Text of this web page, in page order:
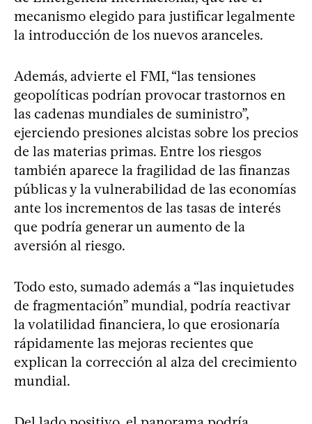
mecanismo elegido para justificar legalmente
la introducción de los nuevos aranceles.
Además, advierte el FMI, “las tensiones
geopolíticas podrían provocar trastornos en
las cadenas mundiales de suministro”,
ejerciendo presiones alcistas sobre los precios
de las materias primas. Entre los riesgos
también aparece la fragilidad de las finanzas
públicas y la vulnerabilidad de las economías
ante los incrementos de las tasas de interés
que podría generar un aumento de la
aversión al riesgo.
Todo esto, sumado además a “las inquietudes
de fragmentación” mundial, podría reactivar
la volatilidad financiera, lo que erosionaría
rápidamente las mejoras recientes que
explican la corrección al alza del crecimiento
mundial.